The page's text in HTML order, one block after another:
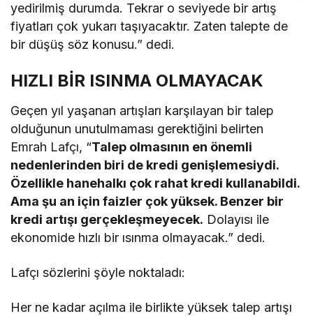
yedirilmiş durumda. Tekrar o seviyede bir artış
fiyatları çok yukarı taşıyacaktır. Zaten talepte de
bir düşüş söz konusu.” dedi.
HIZLI BİR ISINMA OLMAYACAK
Geçen yıl yaşanan artışları karşılayan bir talep
olduğunun unutulmaması gerektiğini belirten
Emrah Lafçı, “Talep olmasının en önemli
nedenlerinden biri de kredi genişlemesiydi.
Özellikle hanehalkı çok rahat kredi kullanabildi.
Ama şu an için faizler çok yüksek. Benzer bir
kredi artışı gerçekleşmeyecek. Dolayısı ile
ekonomide hızlı bir ısınma olmayacak.” dedi.
Lafçı sözlerini şöyle noktaladı:
Her ne kadar açılma ile birlikte yüksek talep artışı